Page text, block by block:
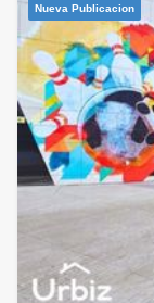
Nueva Publicacion